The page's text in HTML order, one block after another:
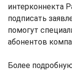
интерконнекта
подписать
помогут
абонентов
Более